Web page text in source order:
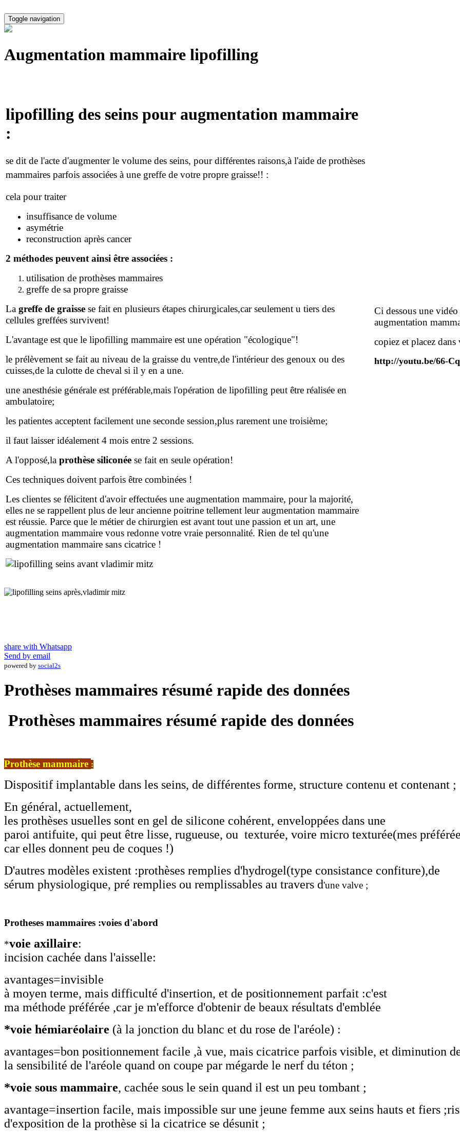
Toggle navigation
Augmentation mammaire lipofilling
lipofilling des seins pour augmentation mammaire
:
se dit de l'acte d'augmenter le volume des seins, pour différentes raisons,à l'aide de prothèses
mammaires parfois associées à une greffe de votre propre graisse!! :
cela pour traiter
insuffisance de volume
asymétrie
reconstruction après cancer
2 méthodes peuvent ainsi être associées :
utilisation de prothèses mammaires
greffe de sa propre graisse
La greffe de graisse se fait en plusieurs étapes chirurgicales,car seulement u tiers des
cellules greffées survivent!
L'avantage est que le lipofilling mammaire est une opération "écologique"!
le prélèvement se fait au niveau de la graisse du ventre,de l'intérieur des genoux ou des
cuisses,de la culotte de cheval si il y en a une.
une anesthésie générale est préférable,mais l'opération de lipofilling peut être réalisée en
ambulatoire;
les patientes acceptent facilement une seconde session,plus rarement une troisième;
il faut laisser idéalement 4 mois entre 2 sessions.
A l'opposé,la prothèse siliconée se fait en seule opération!
Ces techniques doivent parfois être combinées !
Les clientes se félicitent d'avoir effectuées une augmentation mammaire, pour la majorité,
elles ne se rappellent plus de leur ancienne poitrine tellement leur augmentation mammaire
est réussie. Parce que le métier de chirurgien est avant tout une passion et un art, une
augmentation mammaire vous redonne votre vraie personnalité. Rien de tel qu'une
augmentation mammaire sans cicatrice !
Ci dessous une
augmentation
copiez et placez
http://youtu.be/66-
share with Whatsapp
Send by email
powered by social2s
Prothèses mammaires résumé rapide des données
Prothèses mammaires résumé rapide des données
Prothèse mammaire :
Dispositif implantable dans les seins, de différentes forme, structure contenu et contenant ;
En général, actuellement,
les prothèses usuelles sont en gel de silicone cohérent, enveloppées dans une
paroi antifuite, qui peut être lisse, rugueuse, ou texturée, voire micro texturée(mes
car elles donnent peu de coques !)
D'autres modèles existent :prothèses remplies d'hydrogel(type consistance confiture),de
sérum physiologique, pré remplies ou remplissables au travers d'une valve ;
Protheses mammaires :voies d'abord
*voie axillaire:
incision cachée dans l'aisselle:
avantages=invisible
à moyen terme, mais difficulté d'insertion, et de positionnement parfait :c'est
ma méthode préférée ,car je m'efforce d'obtenir de beaux résultats d'emblée
*voie hémiaréolaire (à la jonction du blanc et du rose de l'aréole) :
avantages=bon positionnement facile ,à vue, mais cicatrice parfois visible, et diminution
la sensibilité de l'aréole quand on coupe par mégarde le nerf du téton ;
*voie sous mammaire, cachée sous le sein quand il est un peu tombant ;
avantage=insertion facile, mais impossible sur une jeune femme aux seins hauts et fiers
d'exposition de la prothèse si la cicatrice se désunit ;